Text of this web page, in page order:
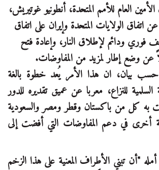
العام للأمم المتحدة، أنطونيو غوتيريش،
اتفاق الولايات المتحدة وإيران على اتفاق
ودائم لإطلاق النار، وإعادة فتح
وضع إطار لمزيد من المفاوضات.
بيان، ان هذا الأمر يُعد خطوة بالغة
السلمية للنزاع، معربا عن عميق تقديره للدور
به كل من باكستان وقطر ومصر والسعودية
أخرى في دعم المفاوضات التي أفضت إلى
"أن تبني الأطراف المعنية على هذا الزخم